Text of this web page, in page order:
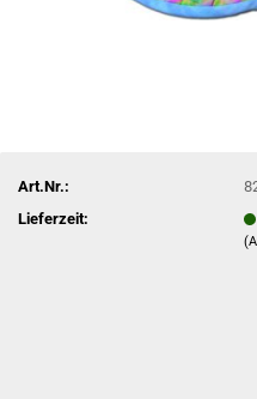
Art.Nr.:
Lieferzeit: